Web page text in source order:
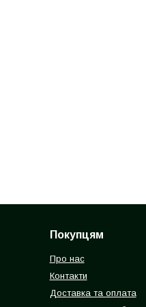
Покупцям
Про нас
Контакти
Доставка та оплата